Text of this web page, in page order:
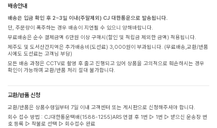
배송안내
배송은 입금 확인 후 2~3일 이내(주말제외) CJ 대한통운으로 발송됩니다.
단, 주문량이 폭주하는 경우 배송이 지연될 수 있으니 양해바랍니다.
무료배송은 순수 결제금액 6만원 이상 구매시(할인 및 적립금 제외한 금액) 적용됩니다.
제주도 및 도서산간지역은 추가배송비(도선료) 3,000원이 부과됩니다. (무료배송,교환/반품
시에도 도선료는 고객님 부담)
모든 배송 과정은 CCTV로 촬영 후 출고 진행되고 있어 상품을 고의적으로 훼손하시는 경우
확인이 가능하며 교환/반품 처리 절대 불가합니다.
교환/반품 신청
교환/반품은 상품수령일부터 7일 이내 고객센터 또는 게시판으로 신청해주셔야 합니다.
회수 접수 방법 : CJ대한통운택배(1588-1255)ARS 연결 후 1번 ▷ 1번 ▷ 받으신 운송장 번
호 등록 ▷ 착불로 선택 ▷ 회수접수 완료